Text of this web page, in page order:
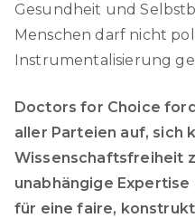
Gesundheit und
Menschen darf nicht
Instrumentalisierung
Doctors for Choice
aller Parteien auf, sich
Wissenschaftsfreiheit
unabhängige
für eine faire,